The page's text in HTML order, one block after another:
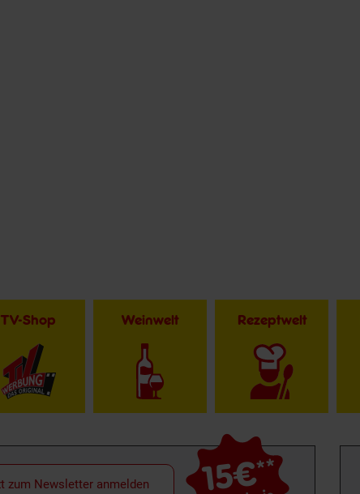
TV-Shop Weinwelt Rezeptwelt
15€**
zum Newsletter anmelden